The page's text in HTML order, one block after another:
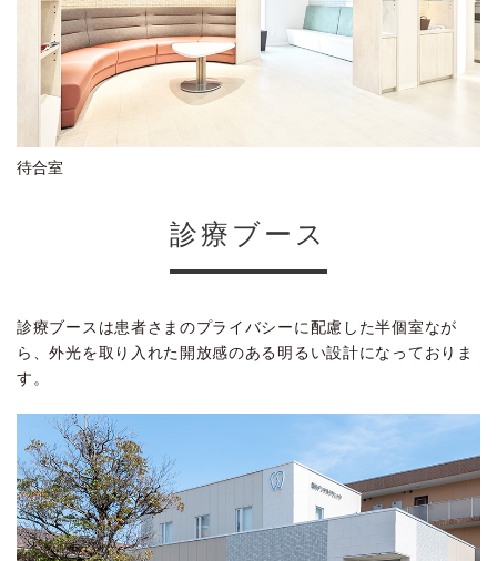
待合室
診療ブース
診療ブースは患者さまのプライバシーに配慮した半個室なが
ら、外光を取り入れた開放感のある明るい設計になっておりま
す。